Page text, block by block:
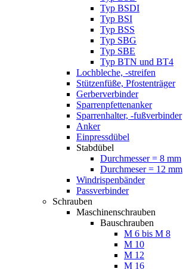
Typ BSDI
Typ BSI
Typ BSS
Typ SBG
Typ SBE
Typ BTN und BT4
Lochbleche, -streifen
Stützenfüße, Pfostenträger
Gerberverbinder
Sparrenpfettenanker
Sparrenhalter, -fußverbinder
Anker
Einpressdübel
Stabdübel
Durchmesser = 8 mm
Durchmeser = 12 mm
Windrispenbänder
Passverbinder
Schrauben
Maschinenschrauben
Bauschrauben
M 6 bis M 8
M 10
M 12
M 16